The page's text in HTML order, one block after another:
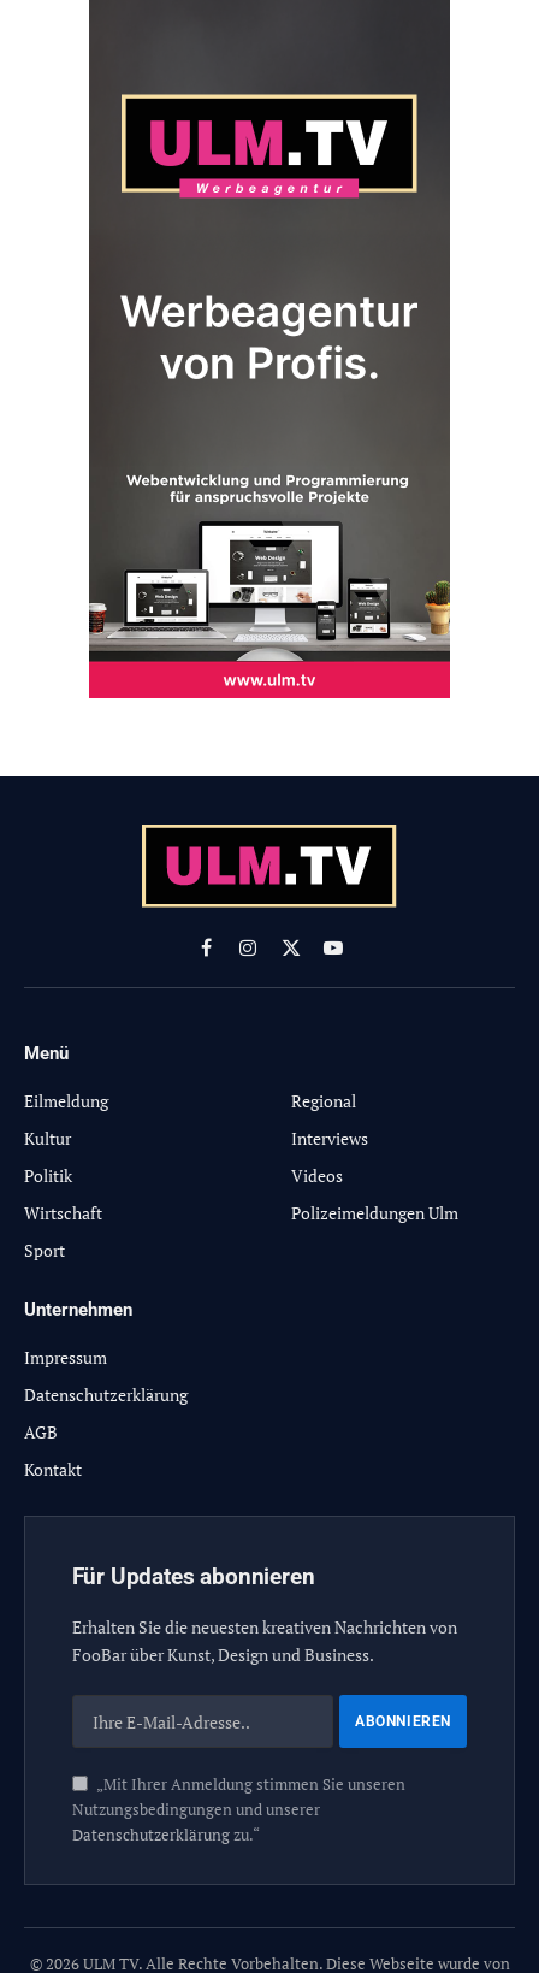
FacebookInstagram
X
(Twitter)
YouTube
Menü
Eilmeldung
Kultur
Politik
Wirtschaft
Sport
Regional
Interviews
Videos
Polizeimeldungen Ulm
Unternehmen
Impressum
Datenschutzerklärung
AGB
Kontakt
Für Updates abonnieren
Erhalten Sie die neuesten kreativen Nachrichten von
FooBar über Kunst, Design und Business.
„Mit Ihrer Anmeldung stimmen Sie unseren
Nutzungsbedingungen und unserer
Datenschutzerklärungzu.“
© 2026 ULM TV. Alle Rechte Vorbehalten. Diese Webseite wurde von